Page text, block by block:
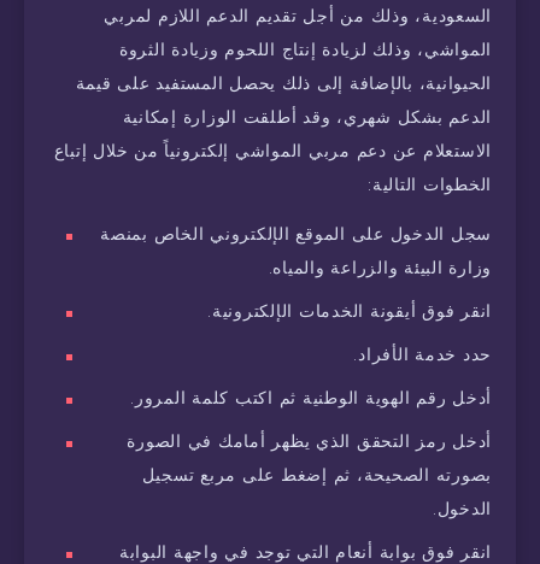
السعودية، وذلك من أجل تقديم الدعم اللازم لمربي
المواشي، وذلك لزيادة إنتاج اللحوم وزيادة الثروة
الحيوانية، بالإضافة إلى ذلك يحصل المستفيد على قيمة
الدعم بشكل شهري، وقد أطلقت الوزارة إمكانية
الاستعلام عن دعم مربي المواشي إلكترونياً من خلال إتباع
الخطوات التالية:
سجل الدخول على الموقع الإلكتروني الخاص بمنصة
وزارة البيئة والزراعة والمياه.
انقر فوق أيقونة الخدمات الإلكترونية.
حدد خدمة الأفراد.
أدخل رقم الهوية الوطنية ثم اكتب كلمة المرور.
أدخل رمز التحقق الذي يظهر أمامك في الصورة
بصورته الصحيحة، ثم إضغط على مربع تسجيل
الدخول.
انقر فوق بوابة أنعام التي توجد في واجهة البوابة